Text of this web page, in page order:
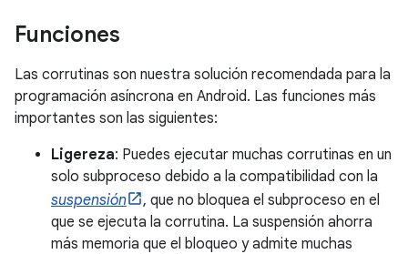
Funciones
Las corrutinas son nuestra solución recomendada para la
programación asíncrona en Android. Las funciones más
importantes son las siguientes:
Ligereza: Puedes ejecutar muchas corrutinas en un
solo subproceso debido a la compatibilidad con la
suspensión
, que no bloquea el subproceso en el
que se ejecuta la corrutina. La suspensión ahorra
más memoria que el bloqueo y admite muchas